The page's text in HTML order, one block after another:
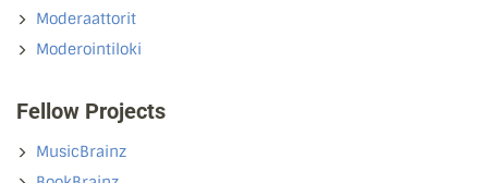
Moderaattorit
Moderointiloki
Fellow Projects
MusicBrainz